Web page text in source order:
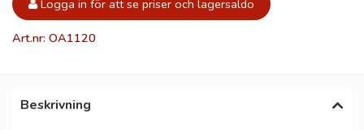
Logga in för att se priser och lagersaldo
Art.nr: OA1120
Beskrivning